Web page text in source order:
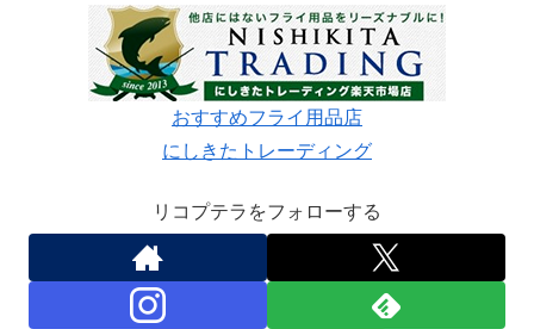
おすすめフライ用品店
にしきたトレーディング
リコプテラをフォローする